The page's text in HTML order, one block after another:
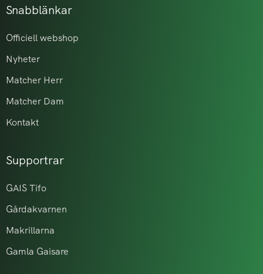
Snabblänkar
Officiell webshop
Nyheter
Matcher Herr
Matcher Dam
Kontakt
Supportrar
GAIS Tifo
Gårdakvarnen
Makrillarna
Gamla Gaisare